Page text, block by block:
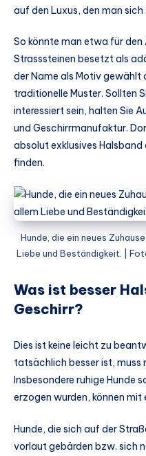
auf den Luxus, den man
So könnte man etwa für den
Strasssteinen besetzt als
der Name als Motiv gewählt
traditionelle Muster. Sollten
interessiert sein, halten Sie
und Geschirrmanufaktur.
absolut exklusives Halsband
finden.
Hunde, die ein neues
Liebe und Beständigkeit. |
Was ist besser
Geschirr?
Dies ist keine leicht zu
tatsächlich besser ist, muss
Insbesondere ruhige Hunde
erzogen wurden, können mit
Hunde, die sich auf der
vorlaut gebärden bzw. sich